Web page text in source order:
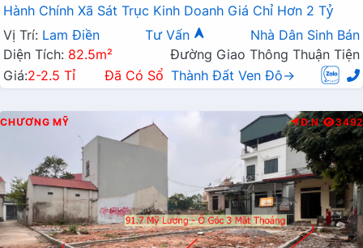
Hành Chính Xã Sát Trục Kinh Doanh Giá Chỉ Hơn 2 Tỷ
Vị Trí: Lam Điền Tư Vấn
Nhà Dân Sinh Bán
Diện Tích: 82.5m²
Đường Giao Thông Thuận Tiện
Giá:2-2.5 Tỉ Đã Có Sổ Thành Đất Ven Đô→
CHƯƠNG MỸ Đ.N 3492